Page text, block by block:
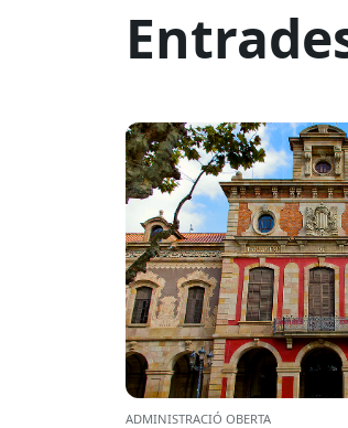
ADMINISTRACIÓ OBERTA